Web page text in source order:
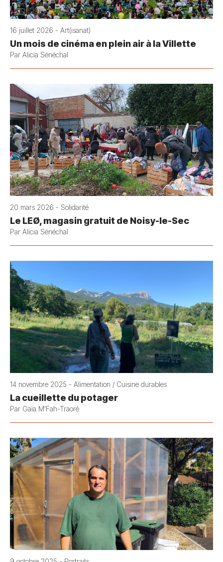
16 juillet 2026 - Art(isanat)
Un mois de cinéma en plein air à la Villette
Par Alicia Sénéchal
20 mars 2026 - Solidarité
Le LEØ, magasin gratuit de Noisy-le-Sec
Par Alicia Sénéchal
14 novembre 2025 - Alimentation / Cuisine durables
La cueillette du potager
Par Gaïa M'Fah-Traoré